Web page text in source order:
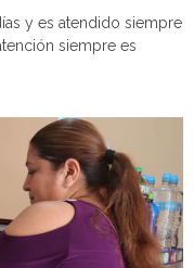
y es atendido siempre
siempre es